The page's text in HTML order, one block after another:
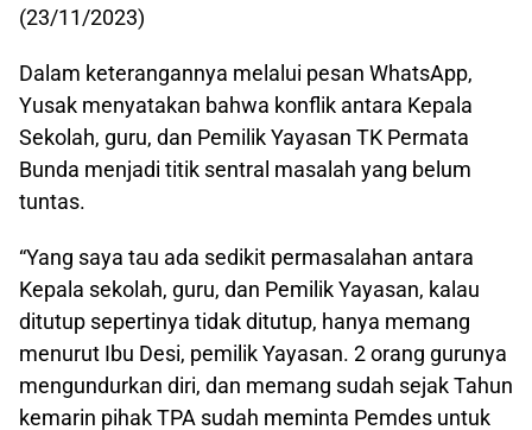
(23/11/2023)
Dalam keterangannya melalui pesan WhatsApp,
Yusak menyatakan bahwa konflik antara Kepala
Sekolah, guru, dan Pemilik Yayasan TK Permata
Bunda menjadi titik sentral masalah yang belum
tuntas.
“Yang saya tau ada sedikit permasalahan antara
Kepala sekolah, guru, dan Pemilik Yayasan, kalau
ditutup sepertinya tidak ditutup, hanya memang
menurut Ibu Desi, pemilik Yayasan. 2 orang gurunya
mengundurkan diri, dan memang sudah sejak Tahun
kemarin pihak TPA sudah meminta Pemdes untuk